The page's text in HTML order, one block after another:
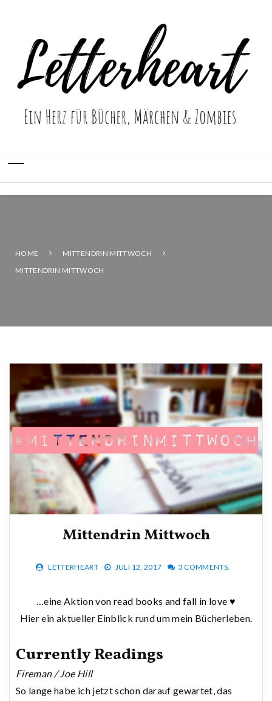
HOME
MITTENDRIN MITTWOCH
MITTENDRIN MITTWOCH
Mittendrin Mittwoch
LETTERHEART JULI 12, 2017 3 COMMENTS.
…eine Aktion von read books and fall in love ♥
Hier ein aktueller Einblick rund um mein Bücherleben.
Currently Readings
Fireman / Joe Hill
So lange habe ich jetzt schon darauf gewartet, das